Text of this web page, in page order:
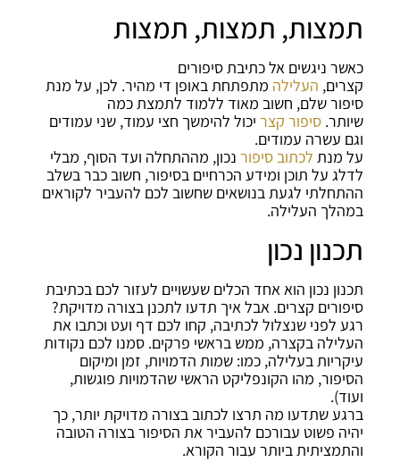
תמצות, תמצות, תמצות
כאשר ניגשים אל כתיבת סיפורים
קצרים, העלילה מתפתחת באופן די מהיר. לכן, על מנת
סיפור שלם, חשוב מאוד ללמוד לתמצת כמה
שיותר.סיפור קצר יכול להימשך חצי עמוד, שני עמודים
וגם עשרה עמודים.
על מנת לכתוב סיפור נכון, מההתחלה ועד הסוף, מבלי
לדלג על תוכן ומידע הכרחיים בסיפור, חשוב כבר בשלב
ההתחלתי לגעת בנושאים שחשוב לכם להעביר לקוראים
במהלך העלילה.
תכנון נכון
תכנון נכון הוא אחד הכלים שעשויים לעזור לכם בכתיבת
סיפורים קצרים. אבל איך תדעו לתכנן בצורה מדויקת?
רגע לפני שנצלול לכתיבה, קחו לכם דף ועט וכתבו את
העלילה בקצרה, ממש בראשי פרקים. סמנו לכם נקודות
עיקריות בעלילה, כמו: שמות הדמויות, זמן ומיקום
הסיפור, מהו הקונפליקט הראשי שהדמויות פוגשות,
ועוד).
ברגע שתדעו מה תרצו לכתובבצורה מדויקת יותר, כך
יהיה פשוט עבורכם להעביר את הסיפור בצורה הטובה
והתמציתית ביותר עבור הקורא.